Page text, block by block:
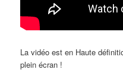
La vidéo est en Haute
plein écran !